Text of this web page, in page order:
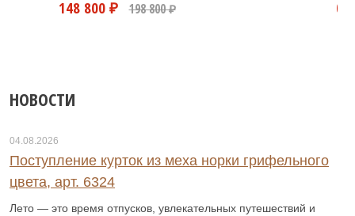
НОВОСТИ
04.08.2026
Поступление курток из меха норки грифельного
цвета, арт. 6324
Лето — это время отпусков, увлекательных путешествий и